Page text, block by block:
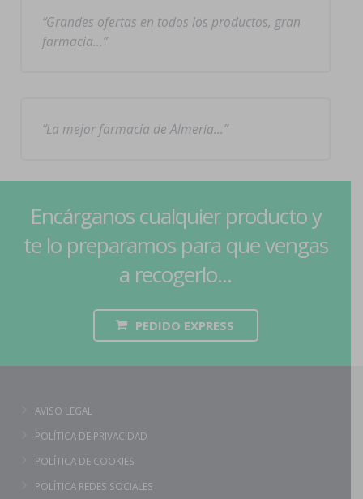
Grandes ofertas en todos los productos, gran
farmacia…
La mejor farmacia de Almería…
Encárganos cualquier producto y
te lo preparamos para que vengas
a recogerlo...
PEDIDO EXPRESS
AVISO LEGAL
POLÍTICA DE PRIVACIDAD
POLÍTICA DE COOKIES
POLÍTICA REDES SOCIALES